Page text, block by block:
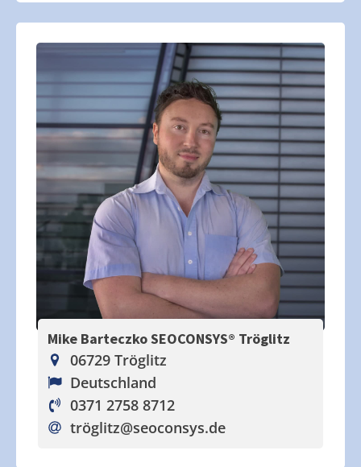
Mike Barteczko SEOCONSYS® Tröglitz
06729 Tröglitz
Deutschland
0371 2758 8712
tröglitz@seoconsys.de